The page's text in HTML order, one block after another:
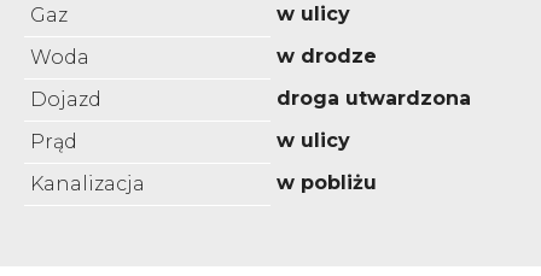
Gaz
w ulicy
Woda
w drodze
Dojazd
droga utwardzona
Prąd
w ulicy
Kanalizacja
w pobliżu